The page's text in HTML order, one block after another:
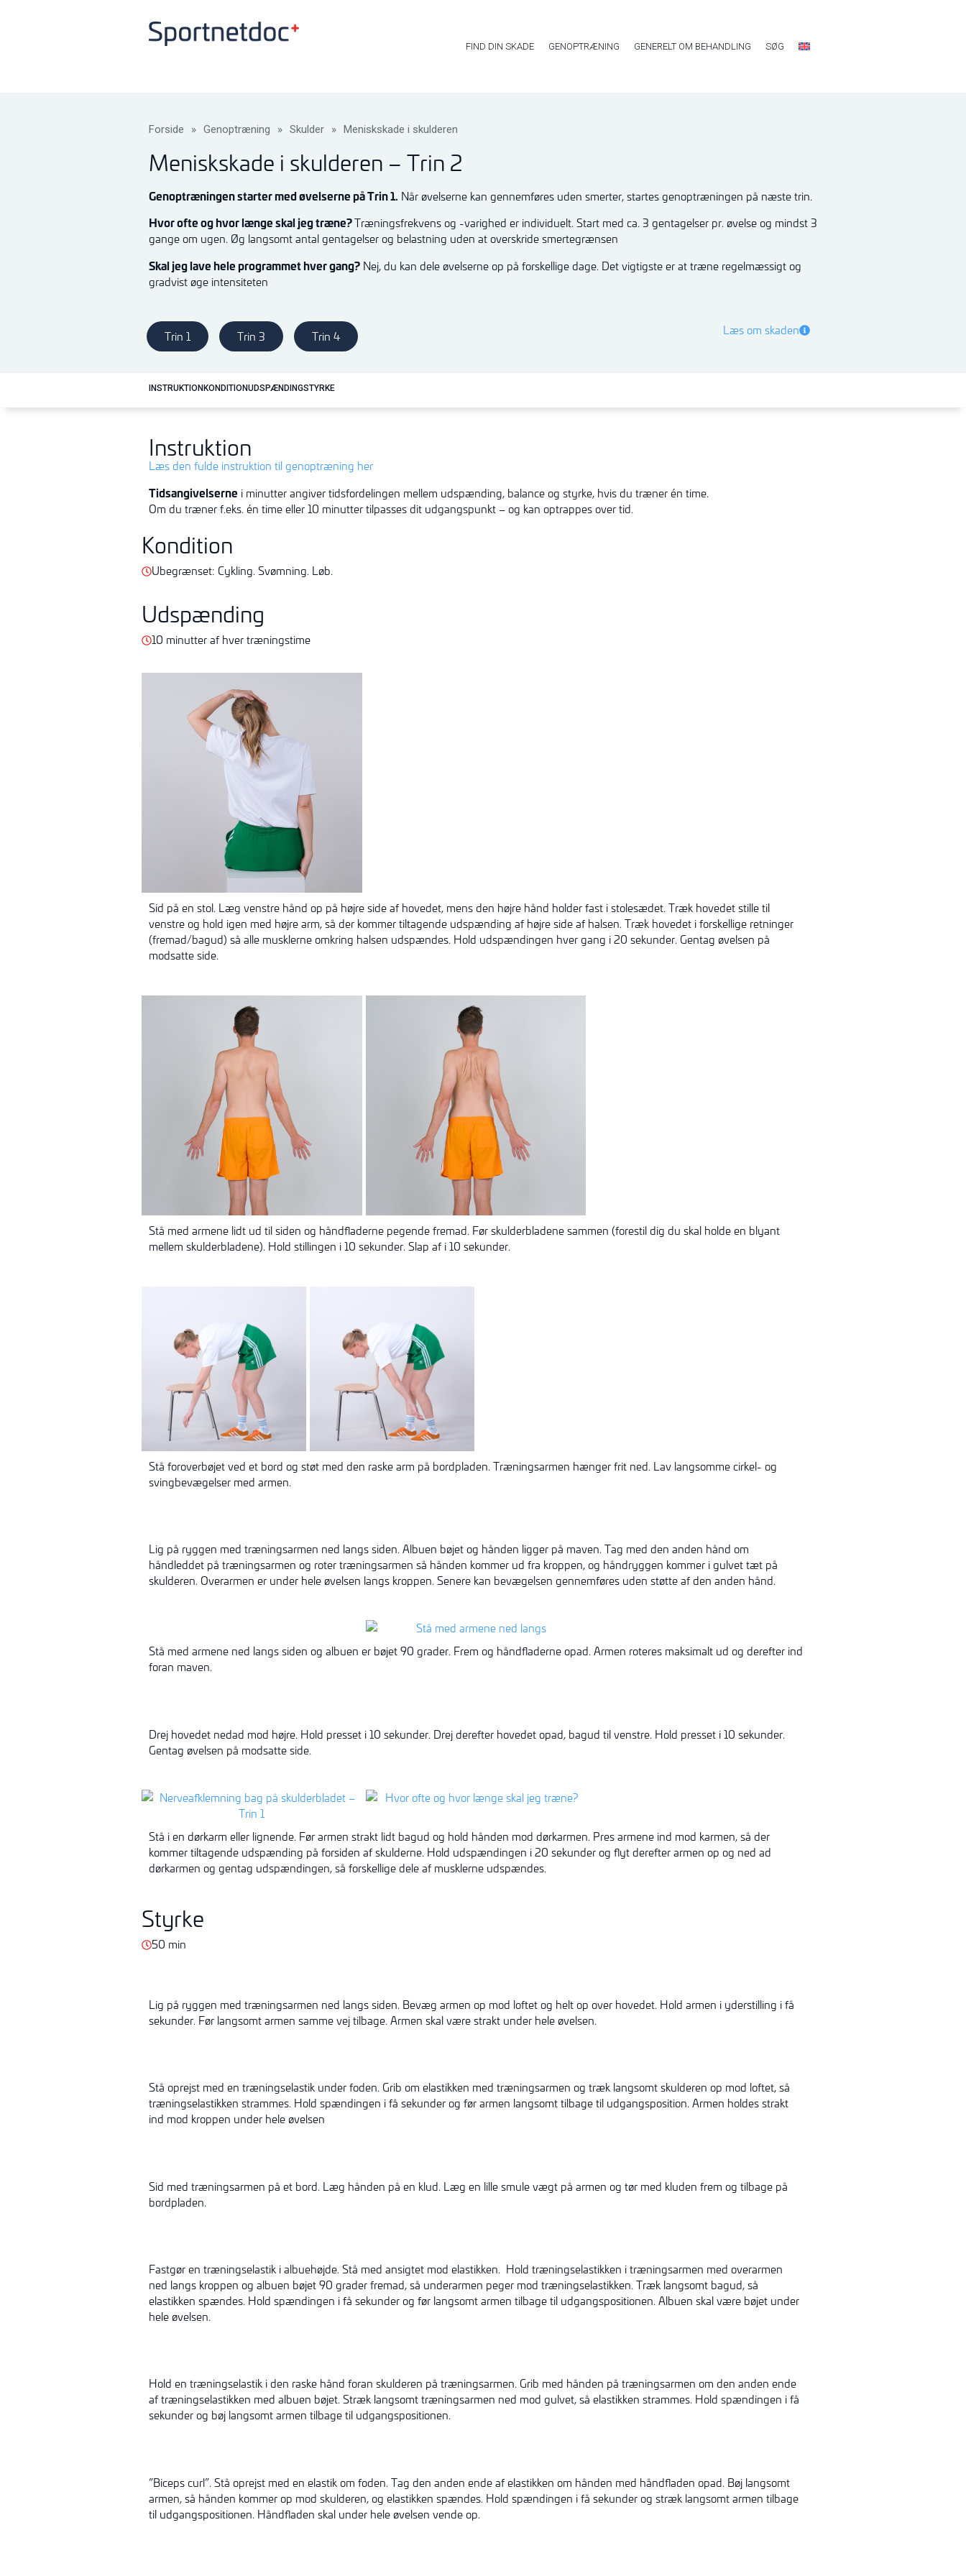
FIND DIN SKADE GENOPTRÆNING GENERELT OM BEHANDLING SØG
Forside » Genoptræning » Skulder » Meniskskade i skulderen
Meniskskade i skulderen – Trin 2
Genoptræningen starter med øvelserne på Trin 1. Når øvelserne kan gennemføres uden smerter, startes genoptræningen på næste trin.
Hvor ofte og hvor længe skal jeg træne?Træningsfrekvens og -varighed er individuelt. Start med ca. 3 gentagelser pr. øvelse og mindst 3
gange om ugen. Øg langsomt antal gentagelser og belastning uden at overskride smertegrænsen
Skal jeg lave hele programmet hver gang? Nej, du kan dele øvelserne op på forskellige dage. Det vigtigste er at træne regelmæssigt og
gradvist øge intensiteten
Trin 1 Trin 3 Trin 4 Læs om skaden
INSTRUKTION KONDITIONUDSPÆNDINGSTYRKE
Instruktion
Læs den fulde instruktion til genoptræning her
Tidsangivelserne i minutter angiver tidsfordelingen mellem udspænding, balance og styrke, hvis du træner én time.
Om du træner f.eks. én time eller 10 minutter tilpasses dit udgangspunkt – og kan optrappes over tid.
Kondition
Ubegrænset: Cykling. Svømning. Løb.
Udspænding
10 minutter af hver træningstime
Sid på en stol. Læg venstre hånd op på højre side af hovedet, mens den højre hånd holder fast i stolesædet. Træk hovedet stille til
venstre og hold igen med højre arm, så der kommer tiltagende udspænding af højre side af halsen. Træk hovedet i forskellige retninger
(fremad/bagud) så alle musklerne omkring halsen udspændes. Hold udspændingen hver gang i 20 sekunder. Gentag øvelsen på
modsatte side.
Stå med armene lidt ud til siden og håndfladerne pegende fremad. Før skulderbladene sammen (forestil dig du skal holde en blyant
mellem skulderbladene). Hold stillingen i 10 sekunder. Slap af i 10 sekunder.
Stå foroverbøjet ved et bord og støt med den raske arm på bordpladen. Træningsarmen hænger frit ned. Lav langsomme cirkel- og
svingbevægelser med armen.
Lig på ryggen med træningsarmen ned langs siden. Albuen bøjet og hånden ligger på maven. Tag med den anden hånd om
håndleddet på træningsarmen og roter træningsarmen så hånden kommer ud fra kroppen, og håndryggen kommer i gulvet tæt på
skulderen. Overarmen er under hele øvelsen langs kroppen. Senere kan bevægelsen gennemføres uden støtte af den anden hånd.
Stå med armene ned langs siden og albuen er bøjet 90 grader. Frem og håndfladerne opad. Armen roteres maksimalt ud og derefter ind
foran maven.
Drej hovedet nedad mod højre. Hold presset i 10 sekunder. Drej derefter hovedet opad, bagud til venstre. Hold presset i 10 sekunder.
Gentag øvelsen på modsatte side.
Stå i en dørkarm eller lignende. Før armen strakt lidt bagud og hold hånden mod dørkarmen. Pres armene ind mod karmen, så der
kommer tiltagende udspænding på forsiden af skulderne. Hold udspændingen i 20 sekunder og flyt derefter armen op og ned ad
dørkarmen og gentag udspændingen, så forskellige dele af musklerne udspændes.
Styrke
50 min
Lig på ryggen med træningsarmen ned langs siden. Bevæg armen op mod loftet og helt op over hovedet. Hold armen i yderstilling i få
sekunder. Før langsomt armen samme vej tilbage. Armen skal være strakt under hele øvelsen.
Stå oprejst med en træningselastik under foden. Grib om elastikken med træningsarmen og træk langsomt skulderen op mod loftet, så
træningselastikken strammes. Hold spændingen i få sekunder og før armen langsomt tilbage til udgangsposition. Armen holdes strakt
ind mod kroppen under hele øvelsen
Sid med træningsarmen på et bord. Læg hånden på en klud. Læg en lille smule vægt på armen og tør med kluden frem og tilbage på
bordpladen.
Fastgør en træningselastik i albuehøjde. Stå med ansigtet mod elastikken. Hold træningselastikken i træningsarmen med overarmen
ned langs kroppen og albuen bøjet 90 grader fremad, så underarmen peger mod træningselastikken. Træk langsomt bagud, så
elastikken spændes. Hold spændingen i få sekunder og før langsomt armen tilbage til udgangspositionen. Albuen skal være bøjet under
hele øvelsen.
Hold en træningselastik i den raske hånd foran skulderen på træningsarmen. Grib med hånden på træningsarmen om den anden ende
af træningselastikken med albuen bøjet. Stræk langsomt træningsarmen ned mod gulvet, så elastikken strammes. Hold spændingen i få
sekunder og bøj langsomt armen tilbage til udgangspositionen.
”Biceps curl”. Stå oprejst med en elastik om foden. Tag den anden ende af elastikken om hånden med håndfladen opad. Bøj langsomt
armen, så hånden kommer op mod skulderen, og elastikken spændes. Hold spændingen i få sekunder og stræk langsomt armen tilbage
til udgangspositionen. Håndfladen skal under hele øvelsen vende op.